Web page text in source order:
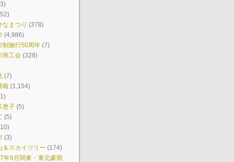
なまつり (378)
(4,986)
制施行50周年 (7)
商工会 (328)
(7)
報 (1,154)
恵子 (5)
(5)
(3)
＆スカイツリー (174)
年9月関東・東北豪雨